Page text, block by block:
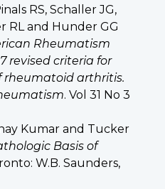
RS, Schaller JG,
RL and Hunder GG
Rheumatism
revised criteria for
rheumatoid arthritis.
. Vol 31 No 3
Kumar and Tucker
Basis of
W.B. Saunders,